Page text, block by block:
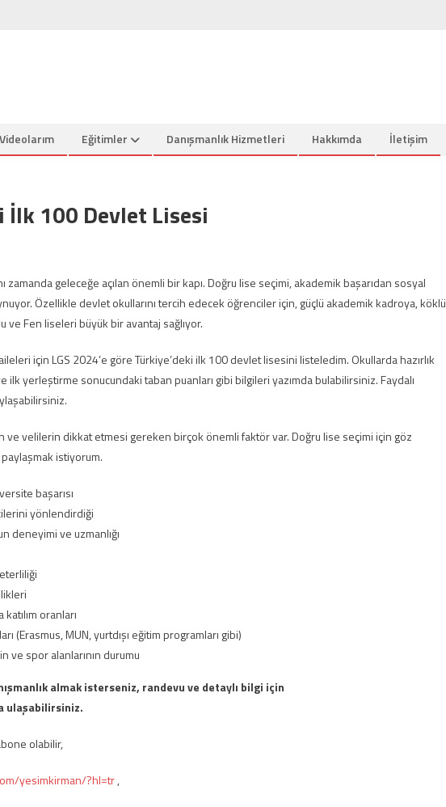
Videolarım Eğitimler Danışmanlık Hizmetleri Hakkımda İletişim
İlk 100 Devlet Lisesi
zamanda geleceğe açılan önemli bir kapı. Doğru lise seçimi, akademik başarıdan sosyal
Özellikle devlet okullarını tercih edecek öğrenciler için, güçlü akademik kadroya, köklü
ve Fen liseleri büyük bir avantaj sağlıyor.
için LGS 2024’e göre Türkiye’deki ilk 100 devlet lisesini listeledim. Okullarda hazırlık
ilk yerleştirme sonucundaki taban puanları gibi bilgileri yazımda bulabilirsiniz. Faydalı
velilerin dikkat etmesi gereken birçok önemli faktör var. Doğru lise seçimi için göz
istiyorum.
başarısı
yönlendirdiği
deneyimi ve uzmanlığı
oranları
(Erasmus, MUN, yurtdışı eğitim programları gibi)
ve spor alanlarının durumu
almak isterseniz, randevu ve detaylı bilgi için
ulaşabilirsiniz.
olabilir,
yesimkirman/?hl=tr,